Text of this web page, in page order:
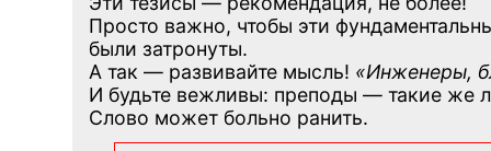
Просто важно, чтобы эти
были затронуты.
А так — развивайте мысль! «Инженеры,
И будьте вежливы: преподы — такие же
Слово может больно ранить.